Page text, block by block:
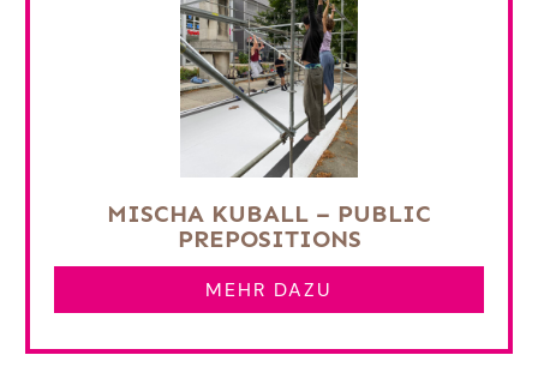
MISCHA KUBALL – PUBLIC
PREPOSITIONS
MEHR DAZU